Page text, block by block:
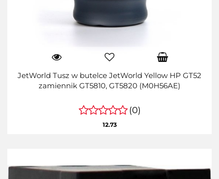
JetWorld Tusz w butelce JetWorld Yellow HP GT52
zamiennik GT5810, GT5820 (M0H56AE)
(0)
12.73